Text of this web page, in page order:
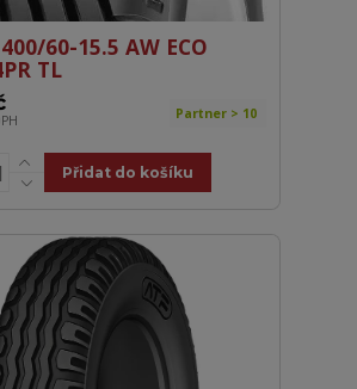
60-15.5 AW ECO
TL
Partner > 10
Přidat do košíku